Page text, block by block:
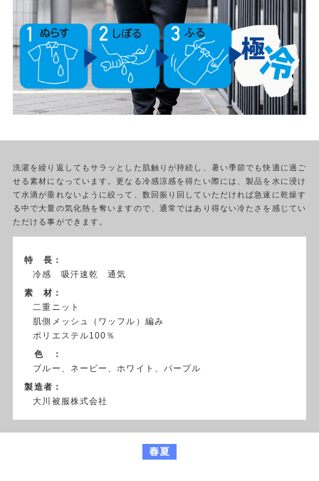
洗濯を繰り返してもサラッとした肌触りが持続し、暑い季節でも快適に過ご
せる素材になっています。更なる冷感涼感を得たい際には、製品を水に浸け
て水滴が垂れないように絞って、数回振り回していただければ急速に乾燥す
る中で大量の気化熱を奪いますので、通常ではあり得ない冷たさを感じてい
ただける事ができます。
特 長：
冷感 吸汗速乾 通気
素 材：
二重ニット
肌側メッシュ（ワッフル）編み
ポリエステル100％
色 ：
ブルー、ネービー、ホワイト、パープル
製造者：
大川被服株式会社